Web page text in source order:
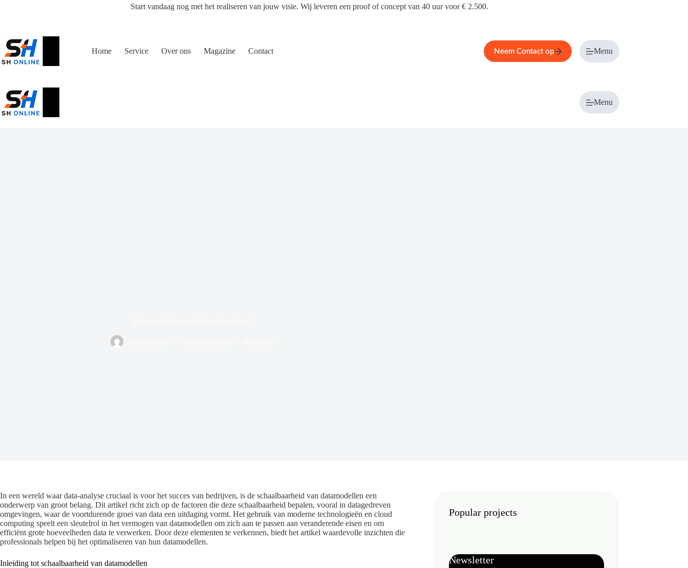
Start vandaag nog met het realiseren van jouw visie. Wij leveren een proof of concept van 40 uur voor € 2.500.
Home Service Over ons Magazine Contact Neem Contact op Menu
Menu
In een wereld waar data-analyse cruciaal is voor het succes van bedrijven, is de schaalbaarheid van datamodellen een
onderwerp van groot belang. Dit artikel richt zich op de factoren die deze schaalbaarheid bepalen, vooral in datagedreven
omgevingen, waar de voortdurende groei van data een uitdaging vormt. Het gebruik van moderne technologieën en cloud
computing speelt een sleutelrol in het vermogen van datamodellen om zich aan te passen aan veranderende eisen en om
efficiënt grote hoeveelheden data te verwerken. Door deze elementen te verkennen, biedt het artikel waardevolle inzichten die
professionals helpen bij het optimaliseren van hun datamodellen.
Inleiding tot schaalbaarheid van datamodellen
Popular projects
Newsletter